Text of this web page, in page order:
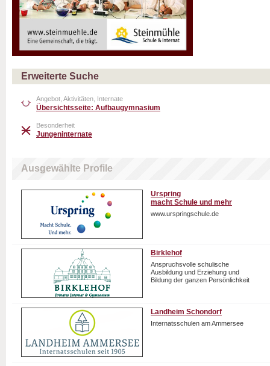
Erweiterte Suche
Angebot, Aktivitäten, Internate
Übersichtsseite: Aufbaugymnasium
Besonderheit
Jungeninternate
Ausgewählte Profile
Urspring
macht Schule und mehr
www.urspringschule.de
Birklehof
Anspruchsvolle schulische
Ausbildung und Erziehung und
Bildung der ganzen Persönlichkeit
Landheim Schondorf
Internatsschulen am Ammersee